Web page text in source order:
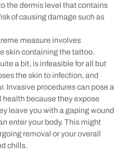
the dermis level that contains
of causing damage such as
measure involves
skin containing the tattoo.
a bit, is infeasible for all but
the skin to infection, and
Invasive procedures can pose a
health because they expose
leave you with a gaping wound
enter your body. This might
removal or your overall
chills.